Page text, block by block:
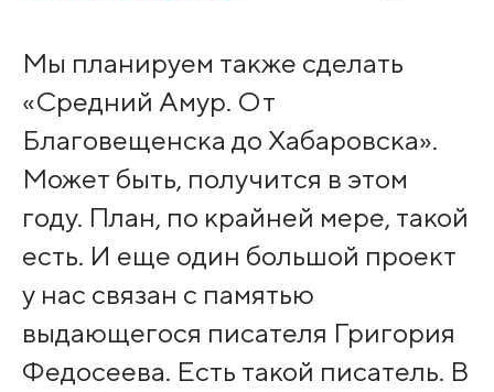
Мы планируем также сделать
«Средний Амур. От
Благовещенска до Хабаровска».
Может быть, получится в этом
году. План, по крайней мере, такой
есть. И еще один большой проект
у нас связан с памятью
выдающегося писателя Григория
Федосеева. Есть такой писатель. В